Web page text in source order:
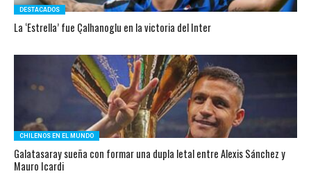
DESTACADOS
La ‘Estrella’ fue Çalhanoglu en la victoria del Inter
CHILENOS EN EL MUNDO
Galatasaray sueña con formar una dupla letal entre Alexis Sánchez y
Mauro Icardi